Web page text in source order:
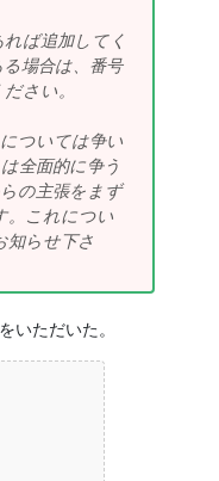
ば追加してく
場合は、番号
さい。
ついては争い
全面的に争う
の主張をまず
。これについ
知らせ下さ
いただいた。